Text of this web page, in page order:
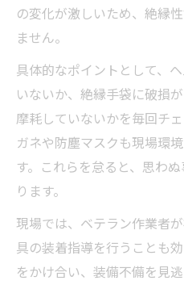
の変化が激しいため、絶縁
ません。
具体的なポイントとして、
いないか、絶縁手袋に破損
摩耗していないかを毎回チ
ガネや防塵マスクも現場環
す。これらを怠ると、思わ
ります。
現場では、ベテラン作業者
具の装着指導を行うことも
をかけ合い、装備不備を見